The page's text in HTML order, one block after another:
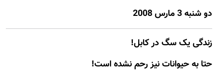
دو شنبه 3 مارس 2008
زندگی يک سگ در کابل!
حتا به حيوانات نيز رحم نشده است!